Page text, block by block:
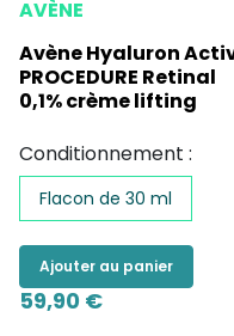
AVÈNE
Avène Hyaluron
PROCEDURE Retinal
0,1% crème lifting
Conditionnement :
Flacon de 30 ml
Ajouter au panier
59,90 €